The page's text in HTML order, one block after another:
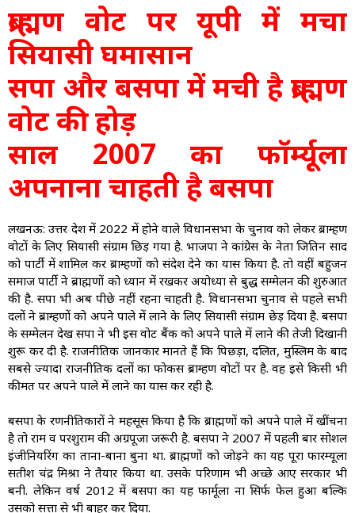
ब्राह्मण वोट पर यूपी में मचा
सियासी घमासान
सपा और बसपा में मची है ब्राह्मण
वोट की होड़
साल 2007 का फॉर्म्यूला
अपनाना चाहती है बसपा
लखनऊ: उत्तर प्रदेश में 2022 में होने वाले विधानसभा के चुनाव को लेकर ब्राम्हण
वोटों के लिए सियासी संग्राम छिड़ गया है. भाजपा ने कांग्रेस के नेता जितिन प्रसाद
को पार्टी में शामिल कर ब्राम्हणों को संदेश देने का प्रयास किया है. तो वहीं बहुजन
समाज पार्टी ने ब्राह्मणों को ध्यान में रखकर अयोध्या से प्रबुद्ध सम्मेलन की शुरुआत
की है. सपा भी अब पीछे नहीं रहना चाहती है. विधानसभा चुनाव से पहले सभी
दलों ने ब्राम्हणों को अपने पाले में लाने के लिए सियासी संग्राम छेड़ दिया है. बसपा
के सम्मेलन देख सपा ने भी इस वोट बैंक को अपने पाले में लाने की तेजी दिखानी
शुरू कर दी है. राजनीतिक जानकार मानते हैं कि पिछड़ा, दलित, मुस्लिम के बाद
सबसे ज्यादा राजनीतिक दलों का फोकस ब्राम्हण वोटों पर है. वह इसे किसी भी
कीमत पर अपने पाले में लाने का प्रयास कर रही है.
बसपा के रणनीतिकारों ने महसूस किया है कि ब्राह्मणों को अपने पाले में खींचना
है तो राम व परशुराम की अग्रपूजा जरूरी है. बसपा ने 2007 में पहली बार सोशल
इंजीनियरिंग का ताना-बाना बुना था. ब्राह्मणों को जोड़ने का यह पूरा फारम्यूला
सतीश चंद्र मिश्रा ने तैयार किया था. उसके परिणाम भी अच्छे आए सरकार भी
बनी. लेकिन वर्ष 2012 में बसपा का यह फार्मूला ना सिर्फ फेल हुआ बल्कि
उसको सत्ता से भी बाहर कर दिया.